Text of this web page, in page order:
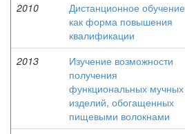
2010
Дистанционное обучение
как форма повышения
квалификации
2013
Изучение возможности
получения
функциональных мучных
изделий, обогащенных
пищевыми волокнами